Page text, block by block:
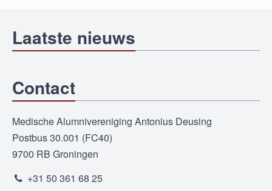
Laatste nieuws
Contact
Medische Alumnivereniging Antonius Deusing
Postbus 30.001 (FC40)
9700 RB Groningen
+31 50 361 68 25